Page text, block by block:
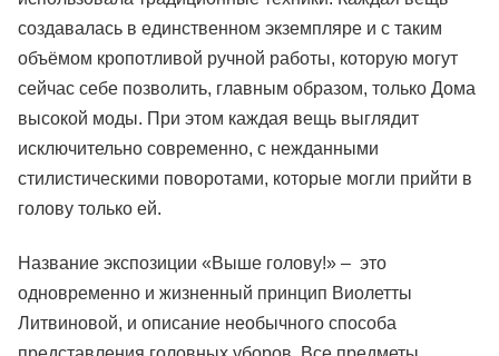
создавалась в единственном экземпляре и с таким
объёмом кропотливой ручной работы, которую могут
сейчас себе позволить, главным образом, только Дома
высокой моды. При этом каждая вещь выглядит
исключительно современно, с нежданными
стилистическими поворотами, которые могли прийти в
голову только ей.
Название экспозиции «Выше голову!» – это
одновременно и жизненный принцип Виолетты
Литвиновой, и описание необычного способа